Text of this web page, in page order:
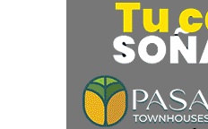
La relación entre ambos
tras la caída y detención de
disolver el Congreso a
México concedió asilo a la
exmandatario.